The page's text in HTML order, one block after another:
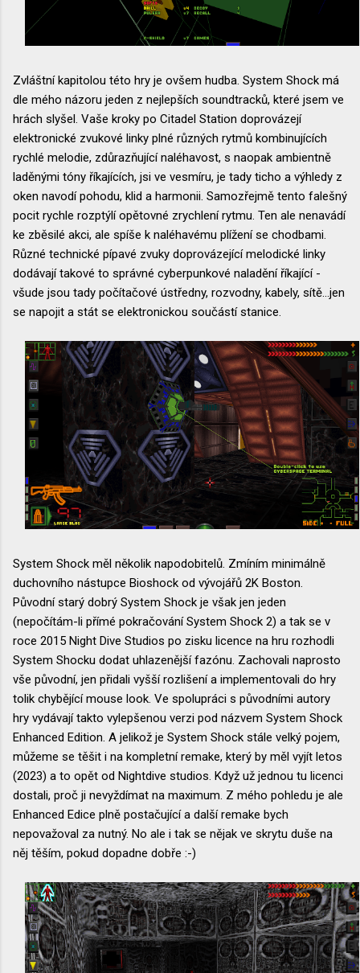
Zvláštní kapitolou této hry je ovšem hudba. System Shock má
dle mého názoru jeden z nejlepších soundtracků, které jsem ve
hrách slyšel. Vaše kroky po Citadel Station doprovázejí
elektronické zvukové linky plné různých rytmů kombinujících
rychlé melodie, zdůrazňující naléhavost, s naopak ambientně
laděnými tóny říkajících, jsi ve vesmíru, je tady ticho a výhledy z
oken navodí pohodu, klid a harmonii. Samozřejmě tento falešný
pocit rychle rozptýlí opětovné zrychlení rytmu. Ten ale nenavádí
ke zběsilé akci, ale spíše k naléhavému plížení se chodbami.
Různé technické pípavé zvuky doprovázející melodické linky
dodávají takové to správné cyberpunkové naladění říkající -
všude jsou tady počítačové ústředny, rozvodny, kabely, sítě...jen
se napojit a stát se elektronickou součástí stanice.
System Shock měl několik napodobitelů. Zmíním minimálně
duchovního nástupce Bioshock od vývojářů 2K Boston.
Původní starý dobrý System Shock je však jen jeden
(nepočítám-li přímé pokračování System Shock 2) a tak se v
roce 2015 Night Dive Studios po zisku licence na hru rozhodli
System Shocku dodat uhlazenější fazónu. Zachovali naprosto
vše původní, jen přidali vyšší rozlišení a implementovali do hry
tolik chybějící mouse look. Ve spolupráci s původními autory
hry vydávají takto vylepšenou verzi pod názvem System Shock
Enhanced Edition. A jelikož je System Shock stále velký pojem,
můžeme se těšit i na kompletní remake, který by měl vyjít letos
(2023) a to opět od Nightdive studios. Když už jednou tu licenci
dostali, proč ji nevyždímat na maximum. Z mého pohledu je ale
Enhanced Edice plně postačující a další remake bych
nepovažoval za nutný. No ale i tak se nějak ve skrytu duše na
něj těším, pokud dopadne dobře :-)